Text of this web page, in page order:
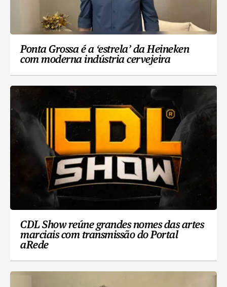
Ponta Grossa é a ‘estrela’ da Heineken
com moderna indústria cervejeira
CDL Show reúne grandes nomes das artes
marciais com transmissão do Portal
aRede